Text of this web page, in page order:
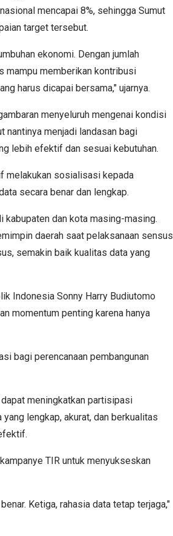
mencapai 8%, sehingga Sumut
target tersebut.
ekonomi. Dengan jumlah
mampu memberikan kontribusi
harus dicapai bersama," ujarnya.
menyeluruh mengenai kondisi
nantinya menjadi landasan bagi
lebih efektif dan sesuai kebutuhan.
melakukan sosialisasi kepada
secara benar dan lengkap.
dan kota masing-masing.
daerah saat pelaksanaan sensus
semakin baik kualitas data yang
Indonesia Sonny Harry Budiutomo
momentum penting karena hanya
bagi perencanaan pembangunan
meningkatkan partisipasi
lengkap, akurat, dan berkualitas
TIR untuk menyukseskan
Ketiga, rahasia data tetap terjaga,"